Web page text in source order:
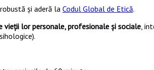
și aderă la Codul Global de Etică.
lor personale, profesionale și sociale ,